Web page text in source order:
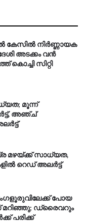
കേസിൽ നിർണ്ണായക
അടക്കം വൻ
സിറ്റി
മൂന്ന്
അഞ്ച്
മ​ഴ​യ്ക്ക് സാ​ധ്യ​ത,
റെ​ഡ് അ​ലർ​ട്ട്
പോയ
ഡ്രൈവറും
പരിക്ക്